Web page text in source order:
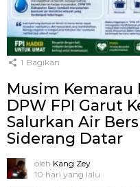
1 Bagikan
Musim
DPW FPI Garut
Salurkan Air
Siderang Datar
oleh Kang Zey
10 hari yang lalu